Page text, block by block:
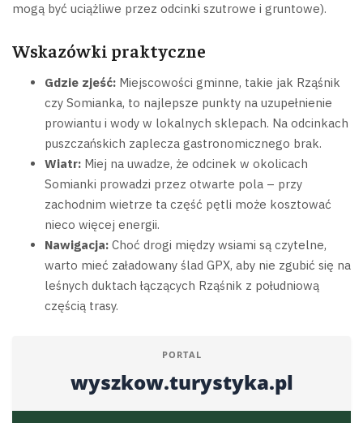
mogą być uciążliwe przez odcinki szutrowe i gruntowe).
Wskazówki praktyczne
Gdzie zjeść: Miejscowości gminne, takie jak Rząśnik
czy Somianka, to najlepsze punkty na uzupełnienie
prowiantu i wody w lokalnych sklepach. Na odcinkach
puszczańskich zaplecza gastronomicznego brak.
Wiatr: Miej na uwadze, że odcinek w okolicach
Somianki prowadzi przez otwarte pola – przy
zachodnim wietrze ta część pętli może kosztować
nieco więcej energii.
Nawigacja: Choć drogi między wsiami są czytelne,
warto mieć załadowany ślad GPX, aby nie zgubić się na
leśnych duktach łączących Rząśnik z południową
częścią trasy.
PORTAL
wyszkow.turystyka.pl